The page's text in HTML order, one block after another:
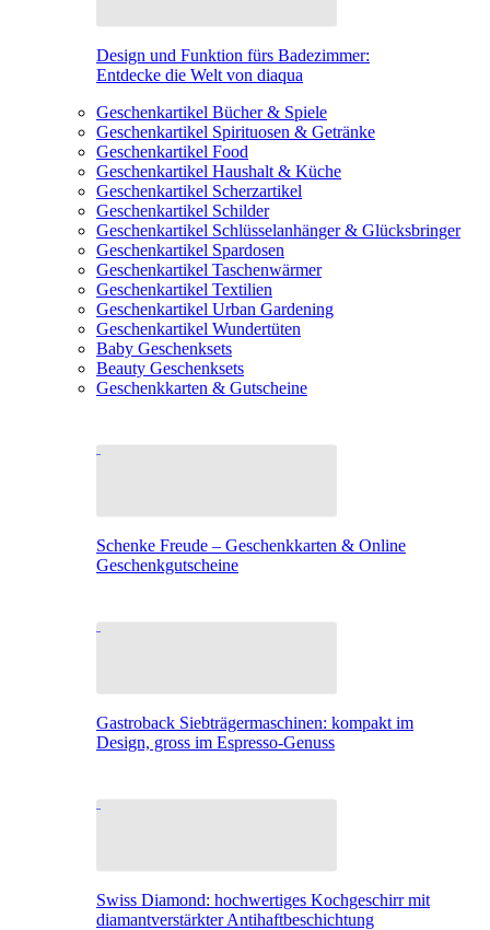
Design und Funktion fürs Badezimmer:
Entdecke die Welt von diaqua
Geschenkartikel Bücher & Spiele
Geschenkartikel Spirituosen & Getränke
Geschenkartikel Food
Geschenkartikel Haushalt & Küche
Geschenkartikel Scherzartikel
Geschenkartikel Schilder
Geschenkartikel Schlüsselanhänger & Glücksbringer
Geschenkartikel Spardosen
Geschenkartikel Taschenwärmer
Geschenkartikel Textilien
Geschenkartikel Urban Gardening
Geschenkartikel Wundertüten
Baby Geschenksets
Beauty Geschenksets
Geschenkkarten & Gutscheine
Schenke Freude – Geschenkkarten & Online
Geschenkgutscheine
Gastroback Siebträgermaschinen: kompakt im
Design, gross im Espresso-Genuss
Swiss Diamond: hochwertiges Kochgeschirr mit
diamantverstärkter Antihaftbeschichtung